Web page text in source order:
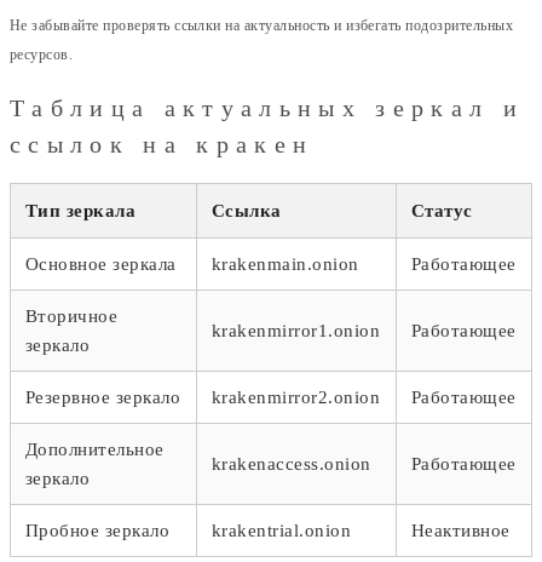
Не забывайте проверять ссылки на актуальность и избегать подозрительных
ресурсов.
Таблица актуальных зеркал и
ссылок на кракен
Тип зеркала Ссылка Статус
Основное зеркала krakenmain.onion Работающее
Вторичное
зеркало
krakenmirror1.onion Работающее
Резервное зеркало krakenmirror2.onion Работающее
Дополнительное
зеркало
krakenaccess.onion Работающее
Пробное зеркало krakentrial.onion Неактивное